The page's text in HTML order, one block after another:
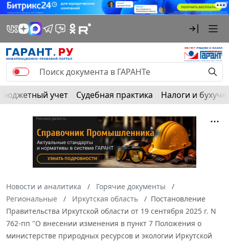
Бюджетный учет Судебная практика Налоги и
Новости и аналитика
Горячие документы
Региональные
Иркутская область
Постановление
Правительства Иркутской области от 19 сентября 2025 г. N
762-пп "О внесении изменения в пункт 7 Положения о
министерстве природных ресурсов и экологии Иркутской